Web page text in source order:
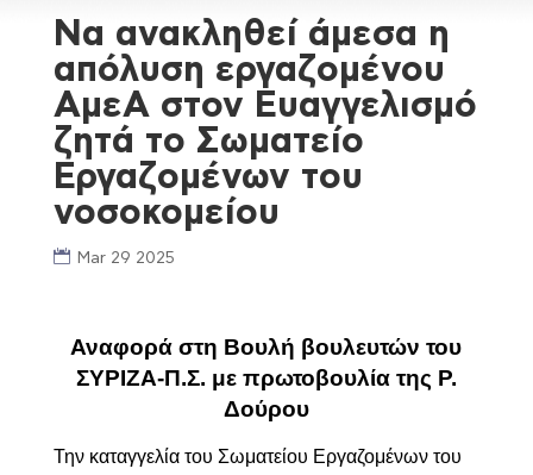
Να ανακληθεί άμεσα η
απόλυση εργαζομένου
ΑμεΑ στον Ευαγγελισμό
ζητά το Σωματείο
Εργαζομένων του
νοσοκομείου
Mar 29 2025
Αναφορά στη Βουλή βουλευτών του
ΣΥΡΙΖΑ-Π.Σ. με πρωτοβουλία της Ρ.
Δούρου
Την καταγγελία του Σωματείου Εργαζομένων του